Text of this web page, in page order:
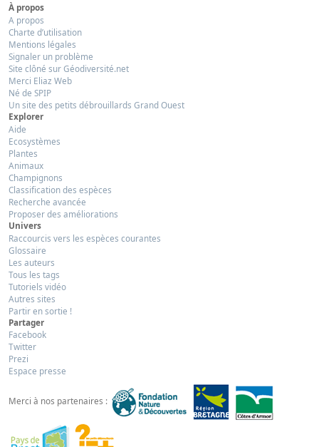
À propos
A propos
Charte d’utilisation
Mentions légales
Signaler un problème
Site clôné sur Géodiversité.net
Merci Eliaz Web
Né de SPIP
Un site des petits débrouillards Grand Ouest
Explorer
Aide
Ecosystèmes
Plantes
Animaux
Champignons
Classification des espèces
Recherche avancée
Proposer des améliorations
Univers
Raccourcis vers les espèces courantes
Glossaire
Les auteurs
Tous les tags
Tutoriels vidéo
Autres sites
Partir en sortie !
Partager
Facebook
Twitter
Prezi
Espace presse
Merci à nos partenaires :